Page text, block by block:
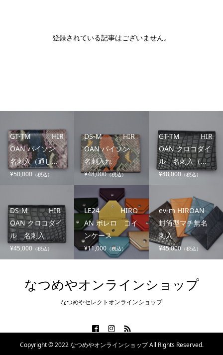
登録されている記事はございません。
GT-TM HIR
OAN パイソン
名刺入（通し...
¥50,000 （税込）
DS-M HIR
OAN パイソン
名刺入れ
¥48,000（税込）
GT-TM HIR
OAN クロコダイ
ル 名刺入（...
¥48,000（税込）
DS-M HIR
OAN クロコダイ
ル 名刺入
¥45,000 （税込）
LE24 HIRO
AN ボレロ コイ
ンケース
¥11,000 （税込）
ev-m HIROAN
封筒型マチ無名
刺入
¥45,000（税込）
なつめやオンラインショップ
なつめやセレクトオンラインショップ
Copyright © 2022 なつめやオンラインショップ All Rights Reserved.